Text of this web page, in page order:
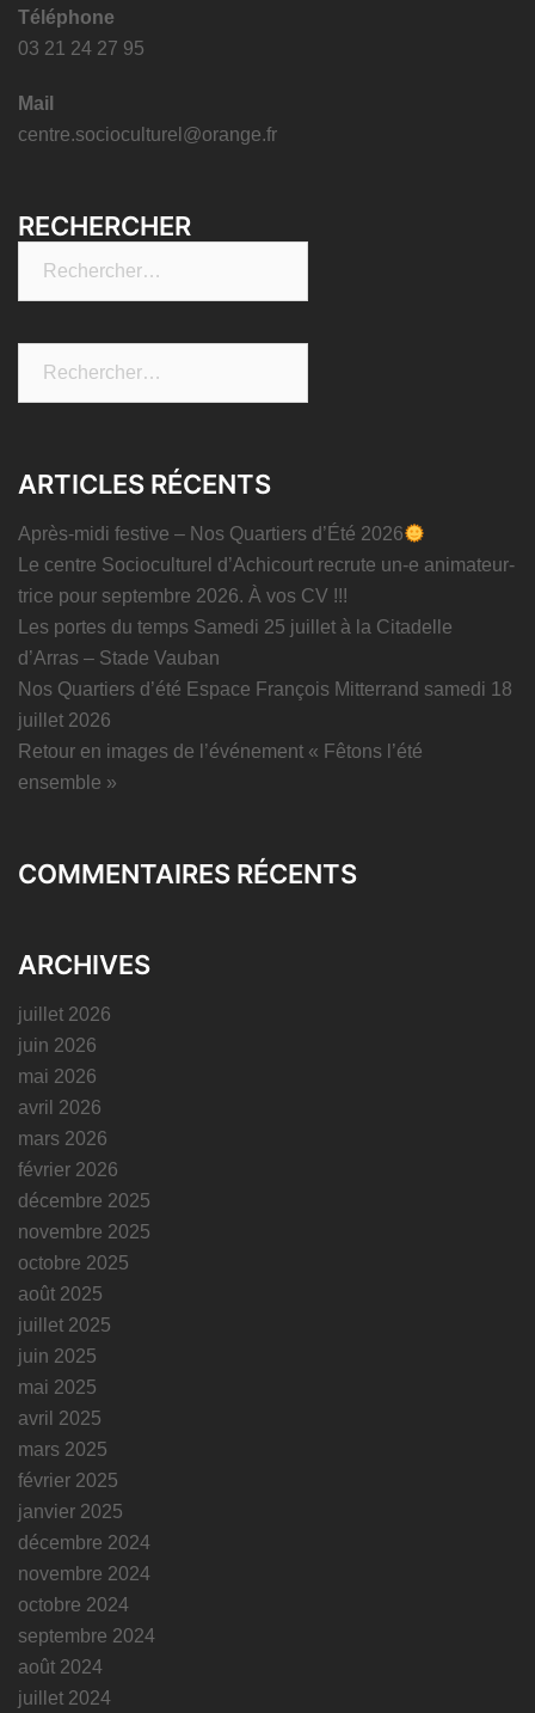
Téléphone
03 21 24 27 95
Mail
centre.socioculturel@orange.fr
RECHERCHER
ARTICLES RÉCENTS
Après-midi festive – Nos Quartiers d’Été 2026
Le centre Socioculturel d’Achicourt recrute un-e animateur-
trice pour septembre 2026. À vos CV !!!
Les portes du temps Samedi 25 juillet à la Citadelle
d’Arras – Stade Vauban
Nos Quartiers d’été Espace François Mitterrand samedi 18
juillet 2026
Retour en images de l’événement « Fêtons l’été
ensemble »
COMMENTAIRES RÉCENTS
ARCHIVES
juillet 2026
juin 2026
mai 2026
avril 2026
mars 2026
février 2026
décembre 2025
novembre 2025
octobre 2025
août 2025
juillet 2025
juin 2025
mai 2025
avril 2025
mars 2025
février 2025
janvier 2025
décembre 2024
novembre 2024
octobre 2024
septembre 2024
août 2024
juillet 2024